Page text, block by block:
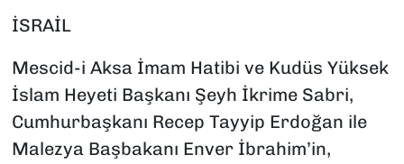
İSRAİL
Mescid-i Aksa İmam Hatibi ve Kudüs Yüksek
İslam Heyeti Başkanı Şeyh İkrime Sabri,
Cumhurbaşkanı Recep Tayyip Erdoğan ile
Malezya Başbakanı Enver İbrahim’in,